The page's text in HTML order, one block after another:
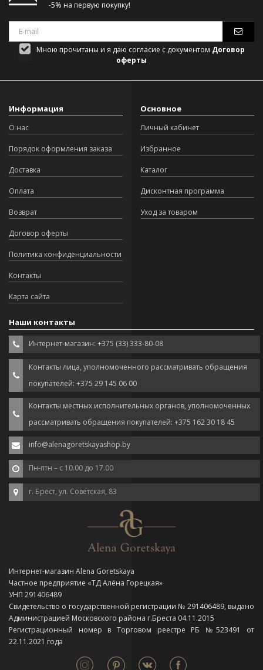
-5% на первую покупку!
Мною прочитаны и я даю согласие с документом Договор
оферты
Информация
О нас
Порядок оформления заказа
Доставка
Оплата
Возврат
Договор оферты
Политика конфиденциальности
Контакты
Карта сайта
Основное
Личный кабинет
Избранное
Каталог
Дисконтная программа
Уход за товаром
Наши контакты
Интернет-магазин: +375 (33) 333-80-08
Контакты лица, уполномоченного рассматривать обращения
покупателей: +375 29 145 06 00
Контакты местных исполнительных органов, уполномоченных
рассматривать обращения покупателей: +375 162 30 18 45
info@alenagoretskayashop.by
Пн-птн – с 10.00 до 17.00
г. Брест, ул. Советская, 83
Интернет-магазин Alena Goretskaya
Частное предприятие «ТД Алёна Горецкая»
УНП 291406489
Свидетельство о государственной регистрации № 291406489, выдано
Администрацией Московского района г.Бреста 04.11.2015
Регистрационный номер в Торговом реестре РБ №523491 от
22.11.2021 года